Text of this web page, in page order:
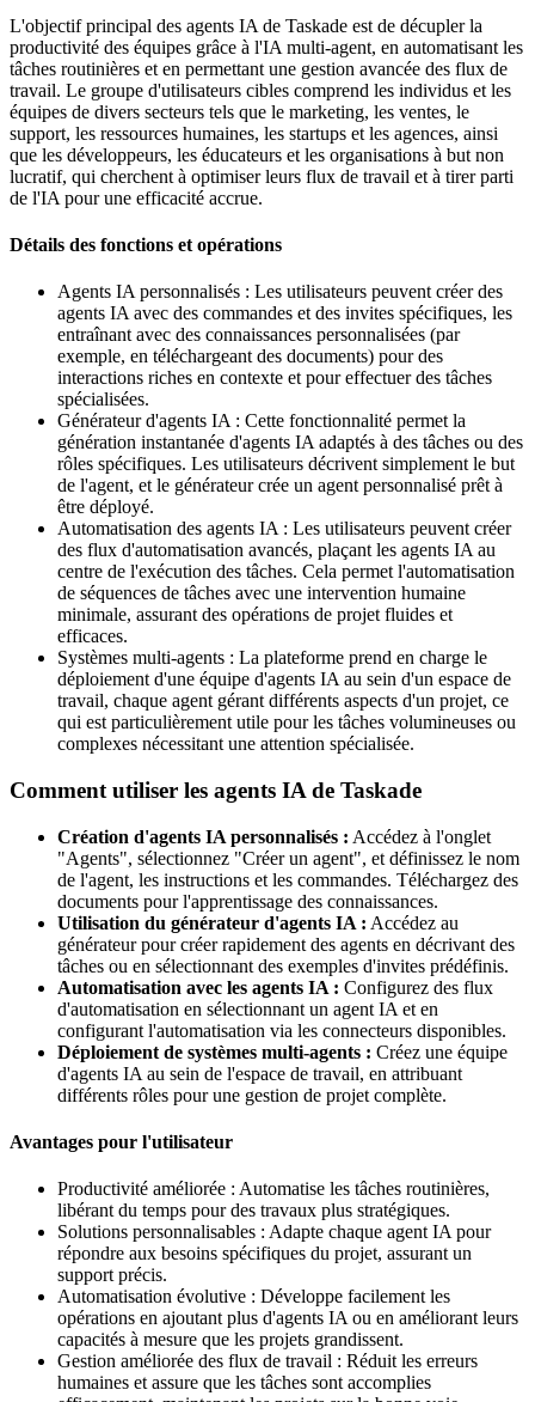
L'objectif principal des agents IA de Taskade est de décupler la
productivité des équipes grâce à l'IA multi-agent, en automatisant les
tâches routinières et en permettant une gestion avancée des flux de
travail. Le groupe d'utilisateurs cibles comprend les individus et les
équipes de divers secteurs tels que le marketing, les ventes, le
support, les ressources humaines, les startups et les agences, ainsi
que les développeurs, les éducateurs et les organisations à but non
lucratif, qui cherchent à optimiser leurs flux de travail et à tirer parti
de l'IA pour une efficacité accrue.
Détails des fonctions et opérations
Agents IA personnalisés : Les utilisateurs peuvent créer des
agents IA avec des commandes et des invites spécifiques, les
entraînant avec des connaissances personnalisées (par
exemple, en téléchargeant des documents) pour des
interactions riches en contexte et pour effectuer des tâches
spécialisées.
Générateur d'agents IA : Cette fonctionnalité permet la
génération instantanée d'agents IA adaptés à des tâches ou des
rôles spécifiques. Les utilisateurs décrivent simplement le but
de l'agent, et le générateur crée un agent personnalisé prêt à
être déployé.
Automatisation des agents IA : Les utilisateurs peuvent créer
des flux d'automatisation avancés, plaçant les agents IA au
centre de l'exécution des tâches. Cela permet l'automatisation
de séquences de tâches avec une intervention humaine
minimale, assurant des opérations de projet fluides et
efficaces.
Systèmes multi-agents : La plateforme prend en charge le
déploiement d'une équipe d'agents IA au sein d'un espace de
travail, chaque agent gérant différents aspects d'un projet, ce
qui est particulièrement utile pour les tâches volumineuses ou
complexes nécessitant une attention spécialisée.
Comment utiliser les agents IA de Taskade
Création d'agents IA personnalisés : Accédez à l'onglet
"Agents", sélectionnez "Créer un agent", et définissez le nom
de l'agent, les instructions et les commandes. Téléchargez des
documents pour l'apprentissage des connaissances.
Utilisation du générateur d'agents IA : Accédez au
générateur pour créer rapidement des agents en décrivant des
tâches ou en sélectionnant des exemples d'invites prédéfinis.
Automatisation avec les agents IA : Configurez des flux
d'automatisation en sélectionnant un agent IA et en
configurant l'automatisation via les connecteurs disponibles.
Déploiement de systèmes multi-agents : Créez une équipe
d'agents IA au sein de l'espace de travail, en attribuant
différents rôles pour une gestion de projet complète.
Avantages pour l'utilisateur
Productivité améliorée : Automatise les tâches routinières,
libérant du temps pour des travaux plus stratégiques.
Solutions personnalisables : Adapte chaque agent IA pour
répondre aux besoins spécifiques du projet, assurant un
support précis.
Automatisation évolutive : Développe facilement les
opérations en ajoutant plus d'agents IA ou en améliorant leurs
capacités à mesure que les projets grandissent.
Gestion améliorée des flux de travail : Réduit les erreurs
humaines et assure que les tâches sont accomplies